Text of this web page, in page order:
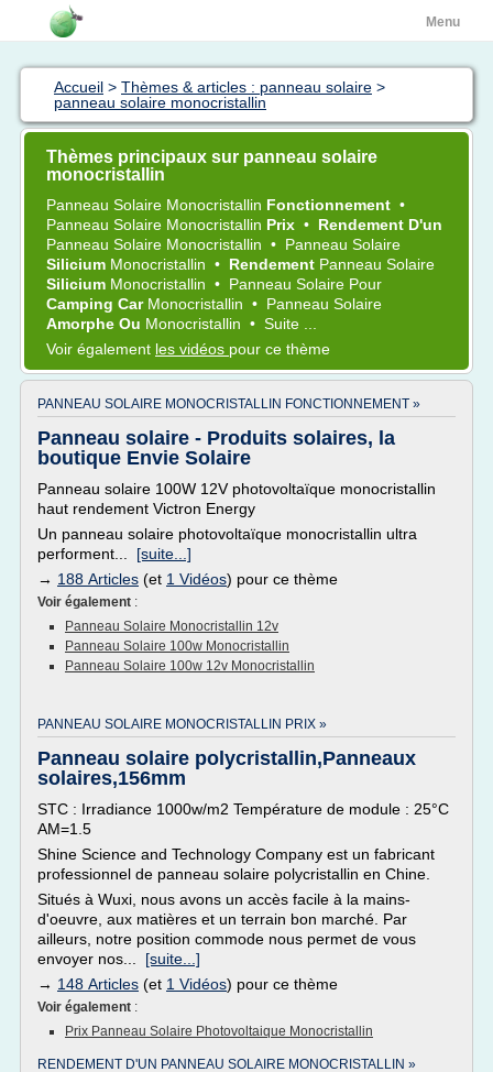
Menu
Accueil > Thèmes & articles : panneau solaire >
panneau solaire monocristallin
Thèmes principaux sur panneau solaire
monocristallin
Panneau Solaire Monocristallin Fonctionnement •
Panneau Solaire Monocristallin Prix • Rendement D'un
Panneau Solaire Monocristallin • Panneau Solaire
Silicium Monocristallin • Rendement Panneau Solaire
Silicium Monocristallin • Panneau Solaire Pour
Camping Car Monocristallin • Panneau Solaire
Amorphe Ou Monocristallin • Suite ...
Voir également les vidéos pour ce thème
PANNEAU SOLAIRE MONOCRISTALLIN FONCTIONNEMENT »
Panneau solaire - Produits solaires, la
boutique Envie Solaire
Panneau solaire 100W 12V photovoltaïque monocristallin
haut rendement Victron Energy
Un panneau solaire photovoltaïque monocristallin ultra
performent... [suite...]
→ 188 Articles (et 1 Vidéos) pour ce thème
Voir également :
Panneau Solaire Monocristallin 12v
Panneau Solaire 100w Monocristallin
Panneau Solaire 100w 12v Monocristallin
PANNEAU SOLAIRE MONOCRISTALLIN PRIX »
Panneau solaire polycristallin,Panneaux
solaires,156mm
STC : Irradiance 1000w/m2 Température de module : 25°C
AM=1.5
Shine Science and Technology Company est un fabricant
professionnel de panneau solaire polycristallin en Chine.
Situés à Wuxi, nous avons un accès facile à la mains-
d'oeuvre, aux matières et un terrain bon marché. Par
ailleurs, notre position commode nous permet de vous
envoyer nos... [suite...]
→ 148 Articles (et 1 Vidéos) pour ce thème
Voir également :
Prix Panneau Solaire Photovoltaique Monocristallin
RENDEMENT D'UN PANNEAU SOLAIRE MONOCRISTALLIN »